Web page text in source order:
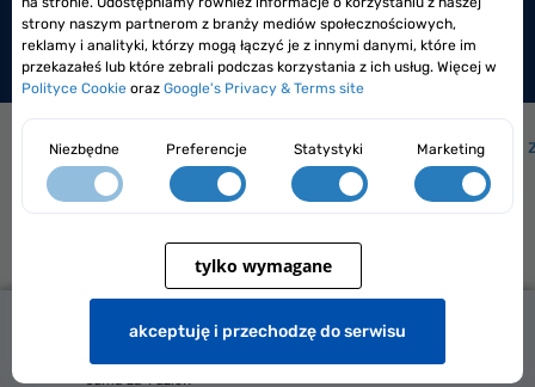
strony naszym partnerom z branży mediów społecznościowych,
reklamy i analityki, którzy mogą łączyć je z innymi danymi, które im
przekazałeś lub które zebrali podczas korzystania z ich usług. Więcej w
Polityce Cookie oraz Google's Privacy & Terms site
Niezbędne Preferencje Statystyki Marketing
tylko wymagane
akceptuję i przechodzę do serwisu
lepsza cena
129,00 zł
suma za1 dzień
brak miejsc
Dołącz do nas już dzisiaj!
Jak to działa? | Jak dojechać na lotnisko? | Często
Regulamin|Polityka prywatności